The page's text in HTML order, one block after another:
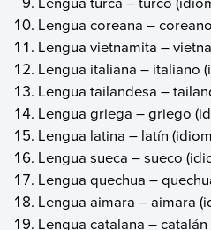
Lengua coreana –
Lengua vietnamita –
Lengua italiana – italiano
Lengua tailandesa –
Lengua griega – griego
Lengua latina – latín
Lengua sueca – sueco
Lengua quechua –
Lengua aimara – aimara
Lengua catalana – catalán